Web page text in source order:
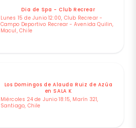
Dia de Spa - Club Recrear
Lunes 15 de Junio 12:00, Club Recrear -
Campo Deportivo Recrear - Avenida Quilin,
Macul, Chile
Los Domingos de Alauda Ruiz de Azúa
en SALA K
Miércoles 24 de Junio 18:15, Marín 321,
Santiago, Chile